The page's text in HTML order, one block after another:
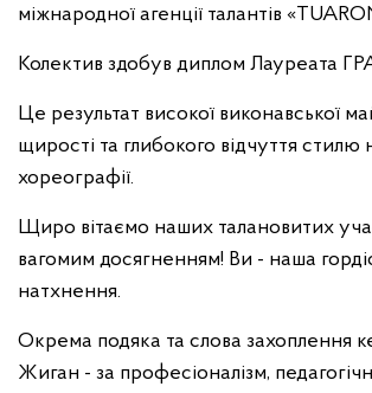
міжнародної агенції талантів
Колектив здобув диплом Лауреата
Це результат високої виконавської
щирості та глибокого відчуття стилю
хореографії.
Щиро вітаємо наших талановитих
вагомим досягненням! Ви - наша
натхнення.
Окрема подяка та слова захоплення
Жиган - за професіоналізм,